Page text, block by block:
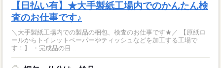
【日払い有】★大手製紙工場内でのかんたん検
査のお仕事です♪
＼大手製紙工場内での製品の梱包、検査のお仕事です★／ 【原紙ロ
ールからトイレットペーパーやティッシュなどを加工する工場で
す！】 ・完成品の目...